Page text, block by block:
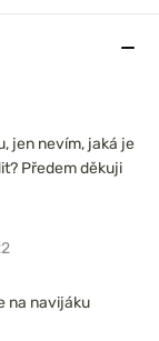
jen nevím, jaká je
Předem děkuji
na navijáku